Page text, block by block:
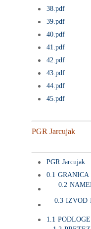
38.pdf
39.pdf
40.pdf
41.pdf
42.pdf
43.pdf
44.pdf
45.pdf
PGR Jarcujak
PGR Jarcujak
0.1
0.2
0.3 IZVOD
1.1